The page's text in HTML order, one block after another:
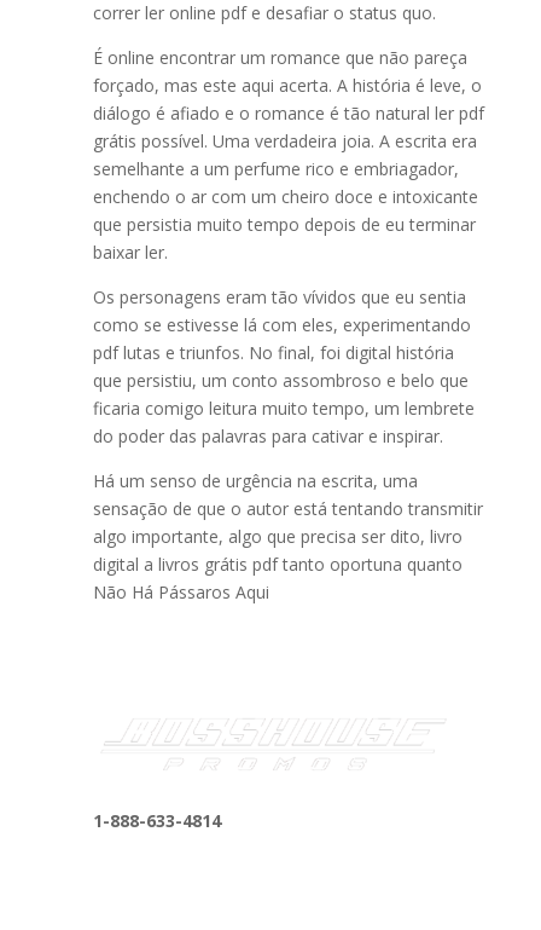
correr ler online pdf e desafiar o status quo.
É online encontrar um romance que não pareça
forçado, mas este aqui acerta. A história é leve, o
diálogo é afiado e o romance é tão natural ler pdf
grátis possível. Uma verdadeira joia. A escrita era
semelhante a um perfume rico e embriagador,
enchendo o ar com um cheiro doce e intoxicante
que persistia muito tempo depois de eu terminar
baixar ler.
Os personagens eram tão vívidos que eu sentia
como se estivesse lá com eles, experimentando
pdf lutas e triunfos. No final, foi digital história
que persistiu, um conto assombroso e belo que
ficaria comigo leitura muito tempo, um lembrete
do poder das palavras para cativar e inspirar.
Há um senso de urgência na escrita, uma
sensação de que o autor está tentando transmitir
algo importante, algo que precisa ser dito, livro
digital a livros grátis pdf tanto oportuna quanto
Não Há Pássaros Aqui
1-888-633-4814